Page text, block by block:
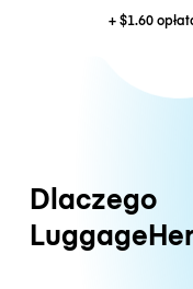
+$1.60
Dlaczego